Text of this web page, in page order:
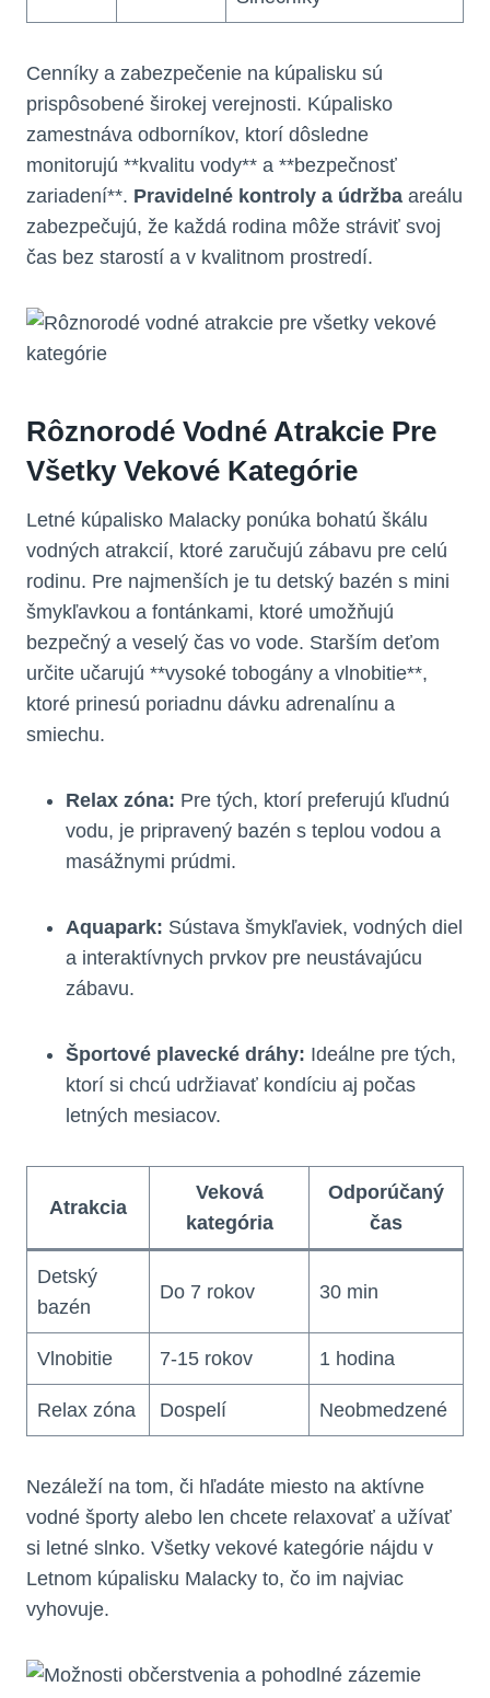
Cenníky a zabezpečenie na kúpalisku sú
prispôsobené širokej verejnosti. Kúpalisko
zamestnáva odborníkov, ktorí dôsledne
monitorujú **kvalitu vody** a **bezpečnosť
zariadení**. Pravidelné kontroly a údržba areálu
zabezpečujú, že každá rodina môže stráviť svoj
čas bez starostí a v kvalitnom prostredí.
Rôznorodé Vodné Atrakcie Pre
Všetky Vekové Kategórie
Letné kúpalisko Malacky ponúka bohatú škálu
vodných atrakcií, ktoré zaručujú zábavu pre celú
rodinu. Pre najmenších je tu detský bazén s mini
šmykľavkou a fontánkami, ktoré umožňujú
bezpečný a veselý čas vo vode. Starším deťom
určite učarujú **vysoké tobogány a vlnobitie**,
ktoré prinesú poriadnu dávku adrenalínu a
smiechu.
Relax zóna: Pre tých, ktorí preferujú kľudnú
vodu, je pripravený bazén s teplou vodou a
masážnymi prúdmi.
Aquapark: Sústava šmykľaviek, vodných diel
a interaktívnych prvkov pre neustávajúcu
zábavu.
Športové plavecké dráhy: Ideálne pre tých,
ktorí si chcú udržiavať kondíciu aj počas
letných mesiacov.
Atrakcia
Veková
kategória
Odporúčaný
čas
Detský
bazén
Do 7 rokov 30 min
Vlnobitie 7-15 rokov 1 hodina
Relax zóna Dospelí Neobmedzené
Nezáleží na tom, či hľadáte miesto na aktívne
vodné športy alebo len chcete relaxovať a užívať
si letné slnko. Všetky vekové kategórie nájdu v
Letnom kúpalisku Malacky to, čo im najviac
vyhovuje.